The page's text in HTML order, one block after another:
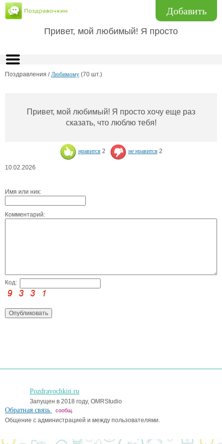
Добавить
Привет, мой любимый! Я просто
Поздравления /Любимому (70 шт.)
Привет, мой любимый! Я просто хочу еще раз
сказать, что люблю тебя!
нравится 2 не нравится 2
10.02.2026
Имя или ник:
Комментарий:
Код:
Pozdravochkin.ru
Запущен в 2018 году, OMRStudio
Обратная связь сообщ.
Общение с администрацией и между пользователями.